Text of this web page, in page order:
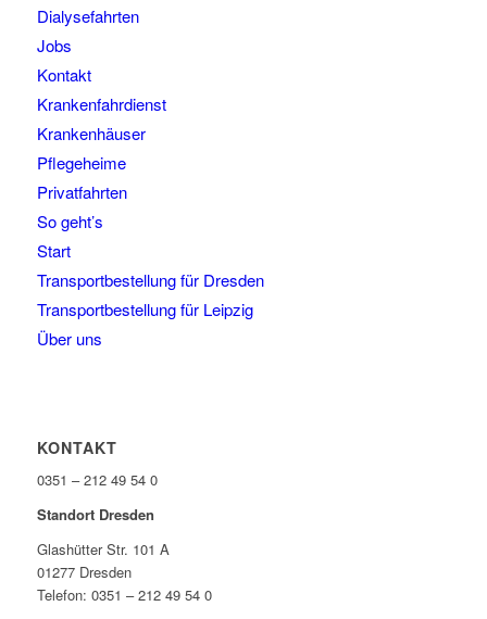
Dialysefahrten
Jobs
Kontakt
Krankenfahrdienst
Krankenhäuser
Pflegeheime
Privatfahrten
So geht’s
Start
Transportbestellung für Dresden
Transportbestellung für Leipzig
Über uns
KONTAKT
0351 – 212 49 54 0
Standort Dresden
Glashütter Str. 101 A
01277 Dresden
Telefon: 0351 – 212 49 54 0